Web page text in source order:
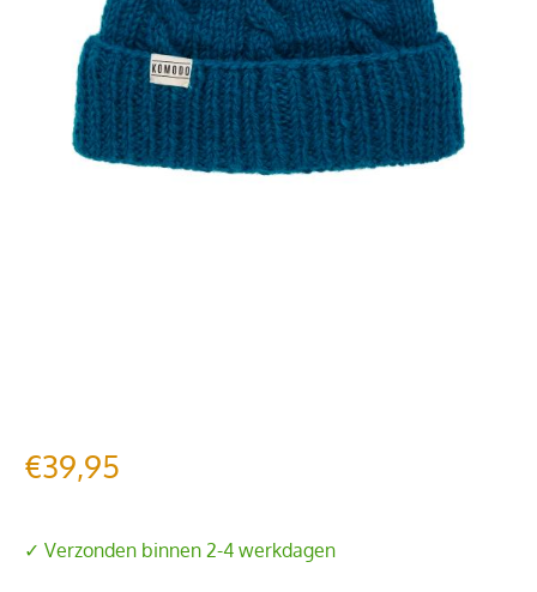
€39,95
✓ Verzonden binnen 2-4 werkdagen